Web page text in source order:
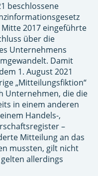
beschlossene
2017 eingeführte
über die
Unternehmens
Damit
1. August 2021
„Mitteilungsfiktion“
Unternehmen, die die
in einem anderen
Handels-,
–
Mitteilung an das
mussten, gilt nicht
allerdings